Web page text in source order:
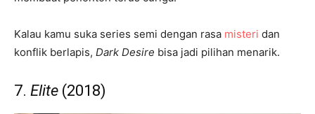
Kalau kamu suka series semi dengan rasa misteri dan
konflik berlapis, Dark Desire bisa jadi pilihan menarik.
7. Elite (2018)